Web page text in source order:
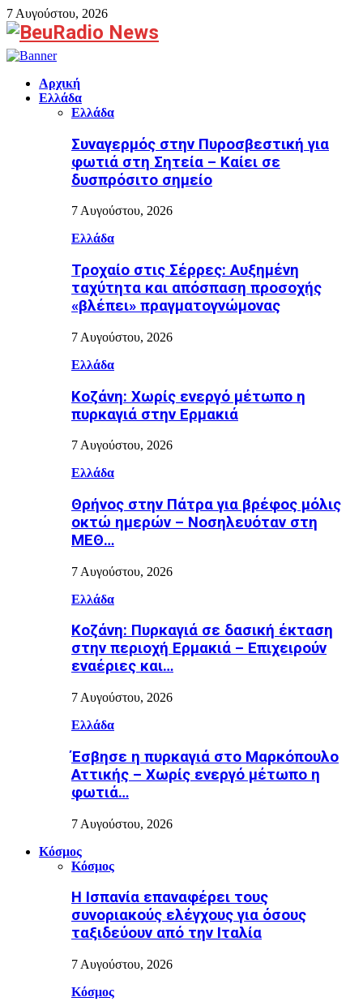
7 Αυγούστου, 2026
Facebook
Αρχική
Ελλάδα
Ελλάδα
Συναγερμός στην Πυροσβεστική για
φωτιά στη Σητεία – Καίει σε
δυσπρόσιτο σημείο
7 Αυγούστου, 2026
Ελλάδα
Τροχαίο στις Σέρρες: Αυξημένη
ταχύτητα και απόσπαση προσοχής
«βλέπει» πραγματογνώμονας
7 Αυγούστου, 2026
Ελλάδα
Κοζάνη: Χωρίς ενεργό μέτωπο η
πυρκαγιά στην Ερμακιά
7 Αυγούστου, 2026
Ελλάδα
Θρήνος στην Πάτρα για βρέφος μόλις
οκτώ ημερών – Νοσηλευόταν στη
ΜΕΘ…
7 Αυγούστου, 2026
Ελλάδα
Κοζάνη: Πυρκαγιά σε δασική έκταση
στην περιοχή Ερμακιά – Επιχειρούν
εναέριες και…
7 Αυγούστου, 2026
Ελλάδα
Έσβησε η πυρκαγιά στο Μαρκόπουλο
Αττικής – Χωρίς ενεργό μέτωπο η
φωτιά…
7 Αυγούστου, 2026
Κόσμος
Κόσμος
H Ισπανία επαναφέρει τους
συνοριακούς ελέγχους για όσους
ταξιδεύουν από την Ιταλία
7 Αυγούστου, 2026
Κόσμος